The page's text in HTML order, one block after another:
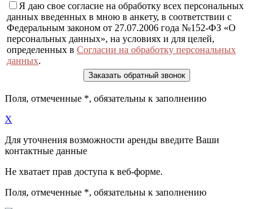
Я даю свое согласие на обработку всех персональных
данных введенных в мною в анкету, в соответствии с
Федеральным законом от 27.07.2006 года №152-ФЗ «О
персональных данных», на условиях и для целей,
определенных в Согласии на обработку персональных
данных.
Поля, отмеченные *, обязательны к заполнению
X
Для уточнения возможности аренды введите Ваши
контактные данные
Не хватает прав доступа к веб-форме.
Поля, отмеченные *, обязательны к заполнению